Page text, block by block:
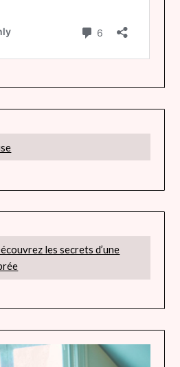
les secrets d’une